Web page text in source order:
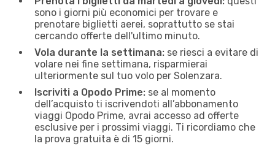
sono i giorni più economici per trovare e
prenotare biglietti aerei, soprattutto se stai
cercando offerte dell'ultimo minuto.
Vola durante la settimana: se riesci a evitare di
volare nei fine settimana, risparmierai
ulteriormente sul tuo volo per Solenzara.
Iscriviti a Opodo Prime: se al momento
dell’acquisto ti iscrivendoti all’abbonamento
viaggi Opodo Prime, avrai accesso ad offerte
esclusive per i prossimi viaggi. Ti ricordiamo che
la prova gratuita è di 15 giorni.